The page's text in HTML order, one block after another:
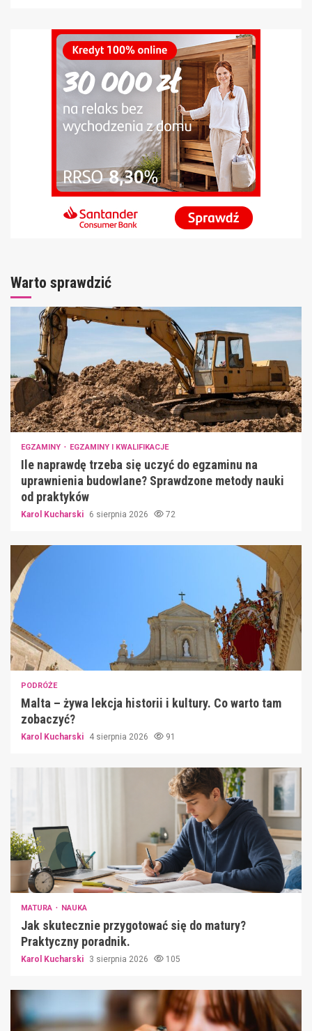
Warto sprawdzić
EGZAMINY EGZAMINY I KWALIFIKACJE
Ile naprawdę trzeba się uczyć do egzaminu na
uprawnienia budowlane? Sprawdzone metody nauki
od praktyków
Karol Kucharski 6 sierpnia 2026 72
PODRÓŻE
Malta – żywa lekcja historii i kultury. Co warto tam
zobaczyć?
Karol Kucharski 4 sierpnia 2026 91
MATURA NAUKA
Jak skutecznie przygotować się do matury?
Praktyczny poradnik.
Karol Kucharski 3 sierpnia 2026 105